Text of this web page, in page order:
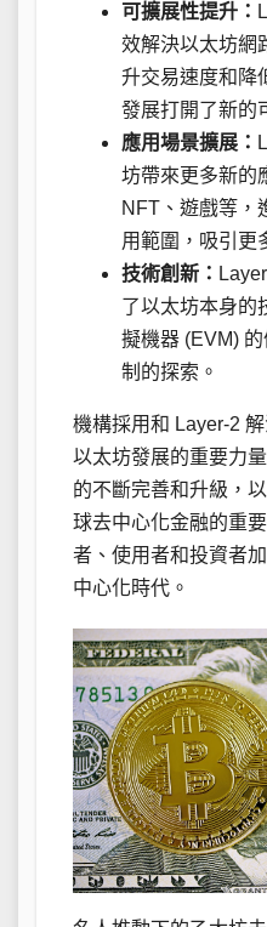
可擴展性提升：
效解決以太坊網
升交易速度和降
發展打開了新的
應用場景擴展：
坊帶來更多新的
NFT、遊戲等，
用範圍，吸引更
技術創新：
了以太坊本身的
擬機器 (EVM)
制的探索。
機構採用和 Layer-2
以太坊發展的重要力
的不斷完善和升級，
球去中心化金融的重
者、使用者和投資者
中心化時代。